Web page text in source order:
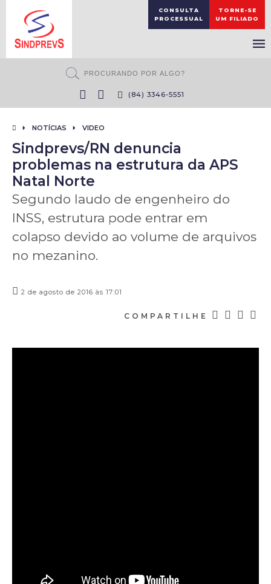
CONSULTA
PROCESSUAL
TORNE-SE
UM FILIADO
(84) 3346-5551
NOTÍCIAS VIDEO
Sindprevs/RN denuncia
problemas na estrutura da APS
Natal Norte
Segundo laudo de engenheiro do
INSS, estrutura pode entrar em
colapso devido ao volume de arquivos
no mezanino.
2 de agosto de 2016 às 17:01
COMPARTILHE